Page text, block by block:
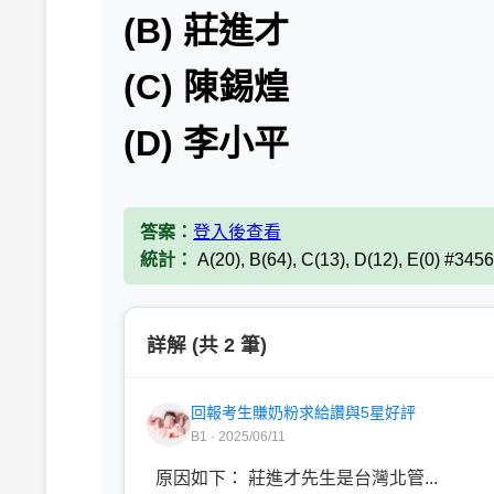
(B) 莊進才
(C) 陳錫煌
(D) 李小平
答案： 登入後查看
統計： A(20), B(64), C(13), D(12), E(0)
詳解 (共 2 筆)
回報考生賺奶粉求給讚與5星好評
B1 · 2025/06/11
原因如下： 莊進才先生是台灣北管...